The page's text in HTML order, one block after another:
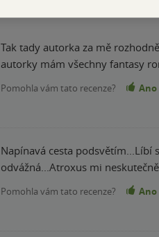
Tak tady autorka za mě rozhodně
autorky mám všechny fantasy
Pomohla vám tato recenze? Ano
Napínavá cesta podsvětím...Líbí s emi napětí i děj. Doporučuji...a ten konec wov...jako vážně....Mische je neskutečně
Pomohla vám tato recenze? Ano